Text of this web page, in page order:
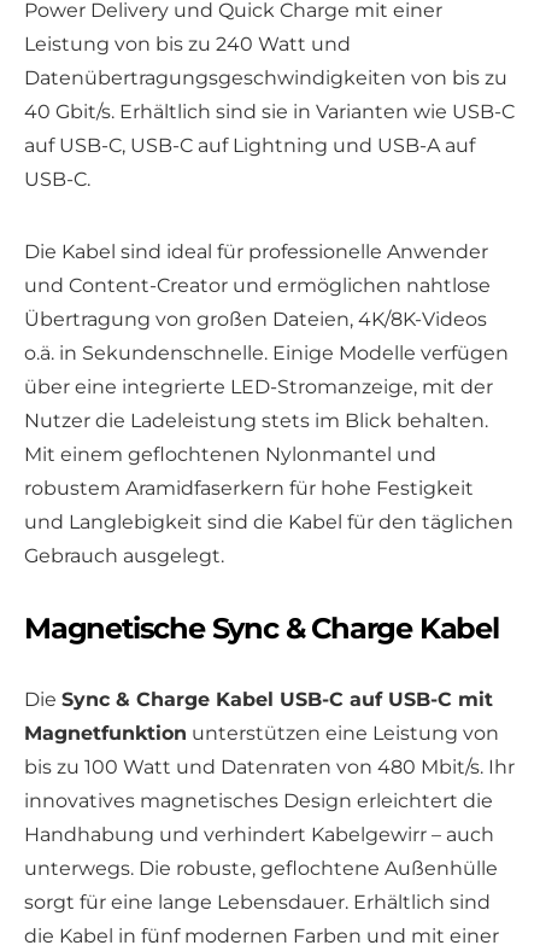
Power Delivery und Quick Charge mit einer
Leistung von bis zu 240 Watt und
Datenübertragungsgeschwindigkeiten von bis zu
40 Gbit/s. Erhältlich sind sie in Varianten wie USB-C
auf USB-C, USB-C auf Lightning und USB-A auf
USB-C.
Die Kabel sind ideal für professionelle Anwender
und Content-Creator und ermöglichen nahtlose
Übertragung von großen Dateien, 4K/8K-Videos
o.ä. in Sekundenschnelle. Einige Modelle verfügen
über eine integrierte LED-Stromanzeige, mit der
Nutzer die Ladeleistung stets im Blick behalten.
Mit einem geflochtenen Nylonmantel und
robustem Aramidfaserkern für hohe Festigkeit
und Langlebigkeit sind die Kabel für den täglichen
Gebrauch ausgelegt.
Magnetische Sync & Charge Kabel
Die Sync & Charge Kabel USB-C auf USB-C mit
Magnetfunktion unterstützen eine Leistung von
bis zu 100 Watt und Datenraten von 480 Mbit/s. Ihr
innovatives magnetisches Design erleichtert die
Handhabung und verhindert Kabelgewirr – auch
unterwegs. Die robuste, geflochtene Außenhülle
sorgt für eine lange Lebensdauer. Erhältlich sind
die Kabel in fünf modernen Farben und mit einer